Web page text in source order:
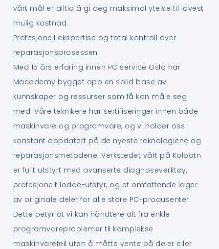
vårt mål er alltid å gi deg maksimal ytelse til lavest
mulig kostnad.
Profesjonell ekspertise og total kontroll over
reparasjonsprosessen
Med 15 års erfaring innen PC service Oslo har
Macademy bygget opp en solid base av
kunnskaper og ressurser som få kan måle seg
med. Våre teknikere har sertifiseringer innen både
maskinvare og programvare, og vi holder oss
konstant oppdatert på de nyeste teknologiene og
reparasjonsmetodene. Verkstedet vårt på Kolbotn
er fullt utstyrt med avanserte diagnoseverktøy,
profesjonelt lodde-utstyr, og et omfattende lager
av originale deler for alle store PC-produsenter.
Dette betyr at vi kan håndtere alt fra enkle
programvareproblemer til komplekse
maskinvarefeil uten å måtte vente på deler eller